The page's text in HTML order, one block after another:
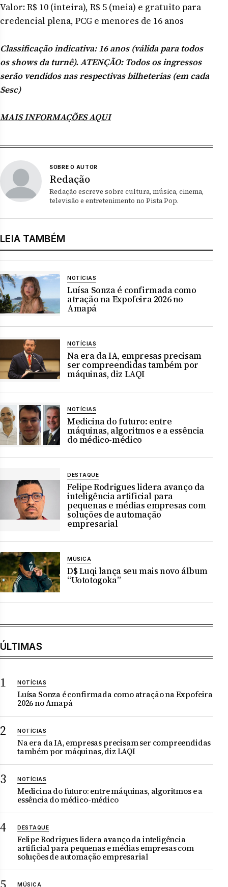
Valor: R$ 10 (inteira), R$ 5 (meia) e gratuito para
credencial plena, PCG e menores de 16 anos
Classificação indicativa: 16 anos (válida para todos
os shows da turnê). ATENÇÃO: Todos os ingressos
serão vendidos nas respectivas bilheterias (em cada
Sesc)
MAIS INFORMAÇÕES AQUI
SOBRE O AUTOR
Redação
Redação escreve sobre cultura, música, cinema,
televisão e entretenimento no Pista Pop.
LEIA TAMBÉM
NOTÍCIAS
Luísa Sonza é confirmada como
atração na Expofeira 2026 no
Amapá
NOTÍCIAS
Na era da IA, empresas precisam
ser compreendidas também por
máquinas, diz LAQI
NOTÍCIAS
Medicina do futuro: entre
máquinas, algoritmos e a essência
do médico-médico
DESTAQUE
Felipe Rodrigues lidera avanço da
inteligência artificial para
pequenas e médias empresas com
soluções de automação
empresarial
MÚSICA
D$ Luqi lança seu mais novo álbum
“Uototogoka”
ÚLTIMAS
NOTÍCIAS
Luísa Sonza é confirmada como atração na Expofeira
2026 no Amapá
NOTÍCIAS
Na era da IA, empresas precisam ser compreendidas
também por máquinas, diz LAQI
NOTÍCIAS
Medicina do futuro: entre máquinas, algoritmos e a
essência do médico-médico
DESTAQUE
Felipe Rodrigues lidera avanço da inteligência
artificial para pequenas e médias empresas com
soluções de automação empresarial
MÚSICA